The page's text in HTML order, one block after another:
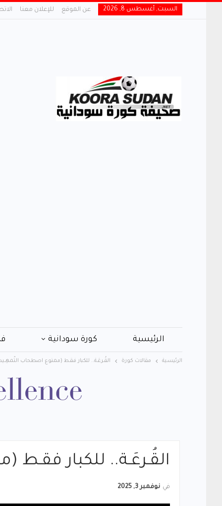
السبت, أغسطس 8, 2026 عن الموقع للإعلان معنا
الرئيسية كورة سودانية
الرئيسية مقالات كورة القُـرعَـة.. للكبار فقـط (ممنوع اصطحاب
القُـرعَـة.. للكبار
في نوفمبر 3, 2025